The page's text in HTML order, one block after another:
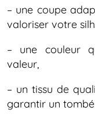
– une coupe
valoriser votre
– une couleur
valeur,
– un tissu de
garantir un